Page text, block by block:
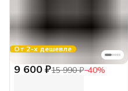
От 2-х дешевле
9 600 ₽15 990 ₽−40%